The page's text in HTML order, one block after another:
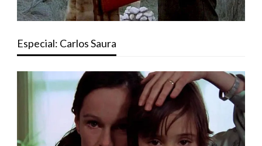
Especial: Carlos Saura